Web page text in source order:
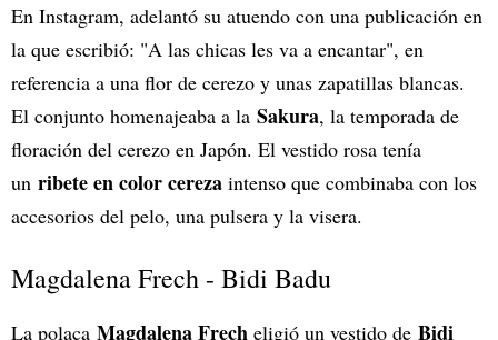
En Instagram, adelantó su atuendo con una publicación en
la que escribió: "A las chicas les va a encantar", en
referencia a una flor de cerezo y unas zapatillas blancas.
El conjunto homenajeaba a la Sakura, la temporada de
floración del cerezo en Japón. El vestido rosa tenía
un ribete en color cereza intenso que combinaba con los
accesorios del pelo, una pulsera y la visera.
Magdalena Frech - Bidi Badu
La polaca Magdalena Frech eligió un vestido de Bidi